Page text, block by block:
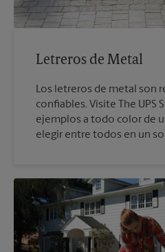
Letreros de Metal
Los letreros de metal son
confiables. Visite The UPS
ejemplos a todo color de
elegir entre todos en un